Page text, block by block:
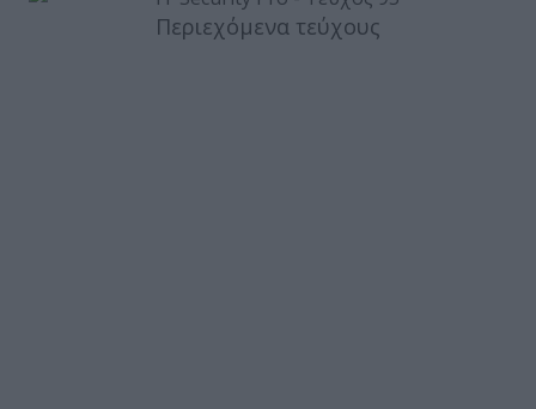
Περιεχόμενα τεύχους